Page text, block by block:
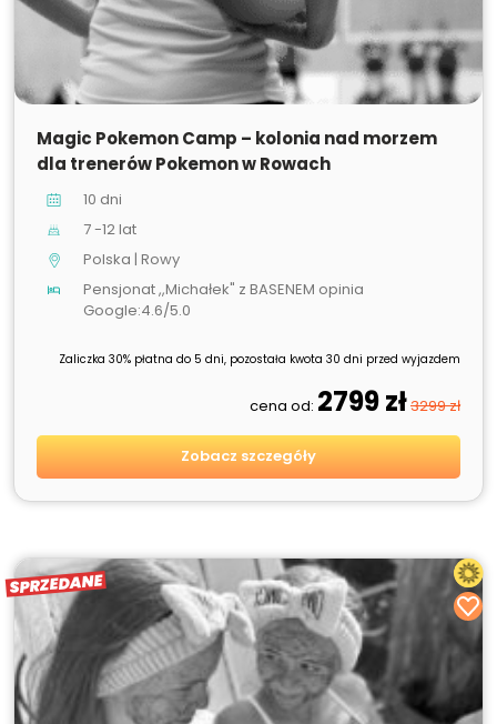
SPRZEDANE
Magic Pokemon Camp – kolonia nad morzem
dla trenerów Pokemon w Rowach
10 dni
7 -12 lat
Polska | Rowy
Pensjonat ,,Michałek" z BASENEM opinia
Google:4.6/5.0
Zaliczka 30% płatna do 5 dni, pozostała kwota 30 dni przed wyjazdem
cena od: 2799 zł3299 zł
Zobacz szczegóły
SPRZEDANE